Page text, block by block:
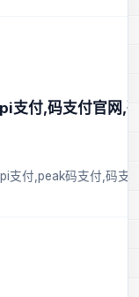
支付,码支付官网,
支付,peak码支付,码支